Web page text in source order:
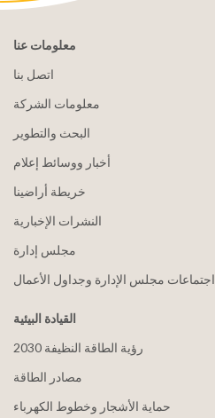
معلومات عنا
اتصل بنا
معلومات الشركة
البحث والتطوير
أخبار ووسائط إعلام
خريطة أراضينا
النشرات الإخبارية
مجلس إدارة
اجتماعات مجلس الإدارة وجداول الأعمال
القيادة البيئية
2030 رؤية الطاقة النظيفة
مصادر الطاقة
حماية الأشجار وخطوط الكهرباء